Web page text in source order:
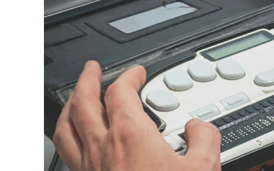
如
何
協
助
您